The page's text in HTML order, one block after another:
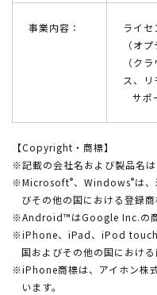
事業内容：
ライ
（オ
（ク
ス、リ
サポ
【Copyright・商標】
※記載の会社名および製品名は
※Microsoft®、Windows®は
びその他の国における登録商
※Android™はGoogle Inc.の商
※iPhone、iPad、iPod touch
国およびその他の国における
※iPhone商標は、アイホン株
います。